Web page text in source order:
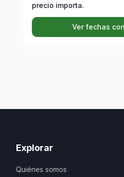
precio importa.
Ver fechas
Explorar
Quiénes somos